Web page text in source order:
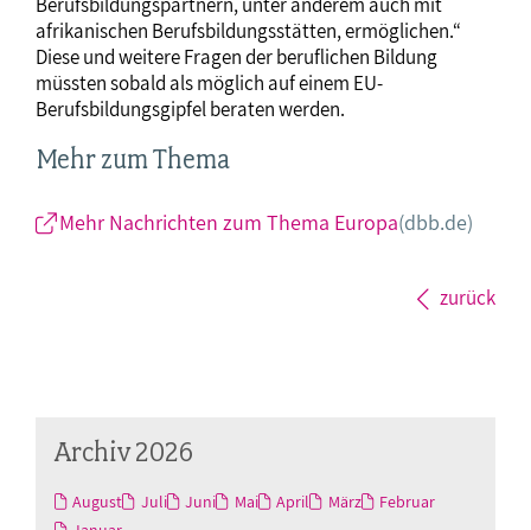
afrikanischen Berufsbildungsstätten, ermöglichen.“
Diese und weitere Fragen der beruflichen Bildung
müssten sobald als möglich auf einem EU-
Berufsbildungsgipfel beraten werden.
Mehr zum Thema
Mehr Nachrichten zum Thema Europa(dbb.de)
zurück
Archiv 2026
August Juli Juni Mai April März
Februar